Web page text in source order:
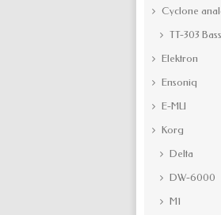
Cyclone
TT-303
Elektron
Ensoniq
E-MU
Korg
Delta
DW-6000
M1